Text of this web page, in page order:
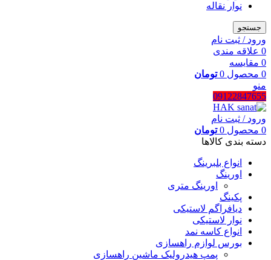
نوار نقاله
جستجو
ورود / ثبت نام
0 علاقه مندی
0 مقایسه
0 محصول 0 تومان
منو
09122847655
ورود / ثبت نام
0 محصول 0 تومان
دسته بندی کالاها
انواع بلبرینگ
اورینگ
اورینگ متری
پکینگ
دیافراگم لاستیکی
نوار لاستیکی
انواع کاسه نمد
بورس لوازم راهسازی
پمپ هیدرولیک ماشین راهسازی